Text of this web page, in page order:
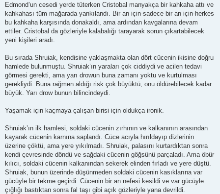
Edmond’un cesedi yerde tüterken Cristobal manyakça bir kahkaha attı ve
kahkahası tüm mağarada yankılandı. Bir an için-sadece bir an için-herkes
bu kahkaha karşısında donakaldı, ama ardından kavgalarına devam
ettiler. Cristobal da gözleriyle kalabalığı tarayarak sorun çıkartabilecek
yeni kişileri aradı.
Bu sırada Shruiak, kendisine yaklaşmakta olan dört cücenin ikisine doğru
hamlede bulunmuştu. Shruiak’ın yaraları çok ciddiydi ve acilen tedavi
görmesi gerekti, ama yarı drowun buna zamanı yoktu ve kurtulması
gerekliydi. Buna rağmen aldığı risk çok büyüktü, onu öldürebilecek kadar
büyük. Yarı drow bunun bilincindeydi.
Yaşamak için kaçmaya çalışan birisi için oldukça ironik.
Shruiak’ın ilk hamlesi, soldaki cücenin zırhının ve kalkanının arasından
kayarak cücenin karnına saplandı. Cüce acıyla hırıldayıp dizlerinin
üzerine çöktü, ama yere yıkılmadı. Shruiak, palasını kurtardıktan sonra
kendi çevresinde döndü ve sağdaki cücenin göğsünü parçaladı. Ama öbür
kılıcı, soldaki cücenin kalkanından sekerek elinden fırladı ve yere düştü.
Shruiak, bunun üzerinde düşünmeden soldaki cücenin kasıklarına var
gücüyle bir tekme geçirdi. Cücenin bir an nefesi kesildi ve var gücüyle
çığlığı bastıktan sonra fal taşı gibi açık gözleriyle yana devrildi.